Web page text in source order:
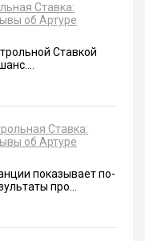
Ставка:
об Артуре
Ставкой
Ставка:
об Артуре
показывает по-
про...